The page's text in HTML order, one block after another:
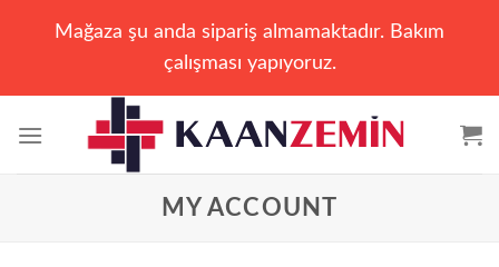
Mağaza şu anda sipariş almamaktadır. Bakım
çalışması yapıyoruz.
atla
MY ACCOUNT